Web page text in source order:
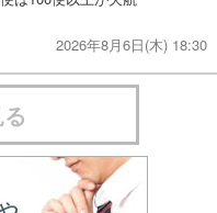
2026年8月6日(木) 18:30